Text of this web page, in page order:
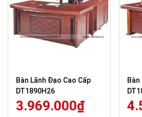
Bàn Lãnh Đạo Cao Cấp
DT1890H26
3.969.000₫